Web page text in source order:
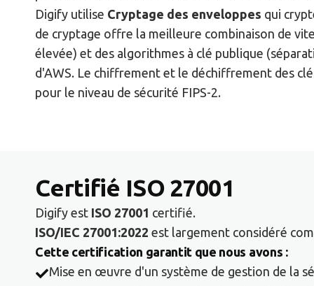
Digify utilise Cryptage des enveloppes qui
de cryptage offre la meilleure combinaison de
élevée) et des algorithmes à clé publique
d'AWS. Le chiffrement et le déchiffrement des
pour le niveau de sécurité FIPS-2.
Certifié ISO 27001
Digify est ISO 27001 certifié.
ISO/IEC 27001:2022 est largement considéré
Cette certification garantit que nous avons :
Mise en œuvre d'un système de gestion de la